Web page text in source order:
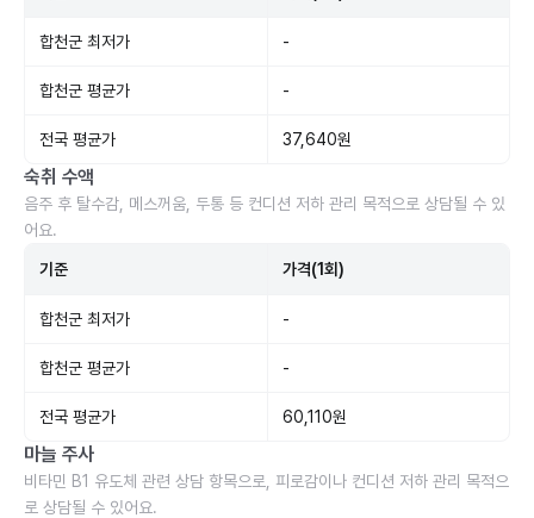
합천군 최저가 -
합천군 평균가 -
전국 평균가 37,640원
숙취 수액
음주 후 탈수감, 메스꺼움, 두통 등 컨디션 저하 관리 목적으로 상담될 수 있
어요.
기준 가격(1회)
합천군 최저가 -
합천군 평균가 -
전국 평균가 60,110원
마늘 주사
비타민 B1 유도체 관련 상담 항목으로, 피로감이나 컨디션 저하 관리 목적으
로 상담될 수 있어요.